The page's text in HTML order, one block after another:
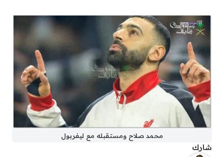
محمد صلاح ومستقبله مع ليفربول
شارك